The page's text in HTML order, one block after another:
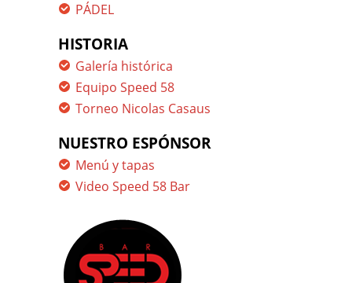
PÁDEL
HISTORIA
Galería histórica
Equipo Speed 58
Torneo Nicolas Casaus
NUESTRO ESPÓNSOR
Menú y tapas
Video Speed 58 Bar